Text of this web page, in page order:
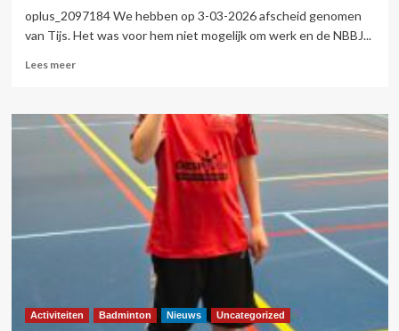
oplus_2097184 We hebben op 3-03-2026 afscheid genomen
van Tijs. Het was voor hem niet mogelijk om werk en de NBBJ...
Lees meerLees
Afscheid
van
Tijs
Activiteiten Badminton Nieuws Uncategorized